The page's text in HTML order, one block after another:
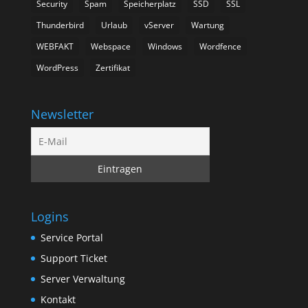
Security Spam Speicherplatz SSD
SSL
Thunderbird
Urlaub vServer
Wartung
WEBFAKT
Webspace Windows
Wordfence
WordPress
Zertifikat
Newsletter
Logins
Service Portal
Support Ticket
Server Verwaltung
Kontakt